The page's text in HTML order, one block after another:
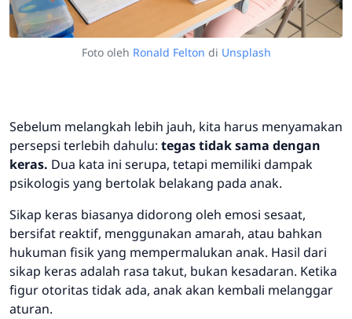
Foto oleh Ronald Felton di Unsplash
Sebelum melangkah lebih jauh, kita harus menyamakan
persepsi terlebih dahulu: tegas tidak sama dengan
keras. Dua kata ini serupa, tetapi memiliki dampak
psikologis yang bertolak belakang pada anak.
Sikap keras biasanya didorong oleh emosi sesaat,
bersifat reaktif, menggunakan amarah, atau bahkan
hukuman fisik yang mempermalukan anak. Hasil dari
sikap keras adalah rasa takut, bukan kesadaran. Ketika
figur otoritas tidak ada, anak akan kembali melanggar
aturan.